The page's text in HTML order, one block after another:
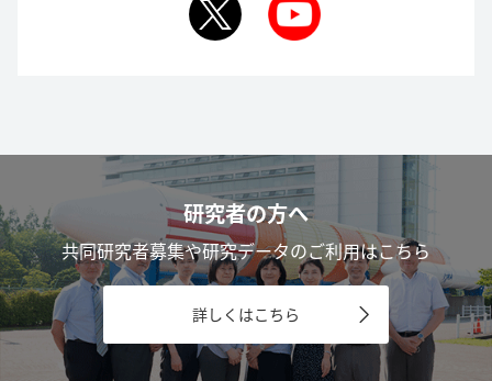
研究者の方へ
共同研究者募集や研究データのご利用はこちら
詳しくはこちら